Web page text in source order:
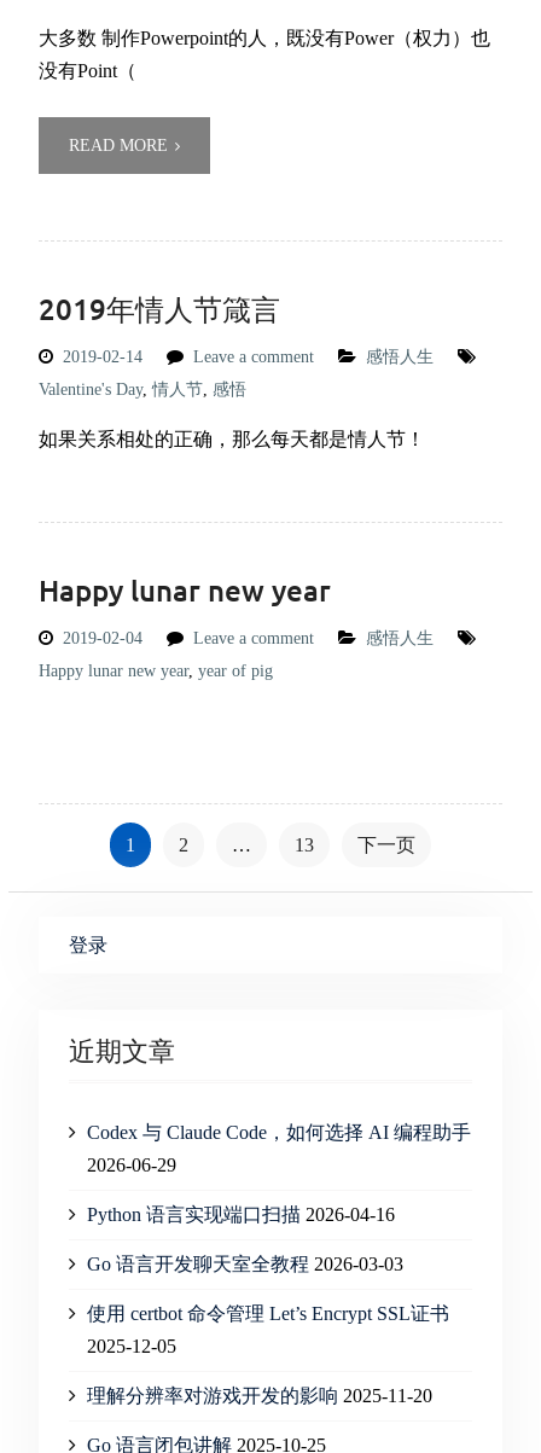
大多数 制作Powerpoint的人，既没有Power（权力）也
没有Point（
READ MORE
2019年情人节箴言
2019-02-14 Leave a comment
感悟人生
Valentine's Day,情人节, 感悟
如果关系相处的正确，那么每天都是情人节！
Happy lunar new year
2019-02-04 Leave a comment
感悟人生
Happy lunar new year, year of pig
1 2 … 13 下一页
登录
近期文章
Codex 与 Claude Code，如何选择 AI 编程助手
2026-06-29
Python 语言实现端口扫描 2026-04-16
Go 语言开发聊天室全教程 2026-03-03
使用 certbot 命令管理 Let’s Encrypt SSL证书
2025-12-05
理解分辨率对游戏开发的影响 2025-11-20
Go 语言闭包讲解 2025-10-25